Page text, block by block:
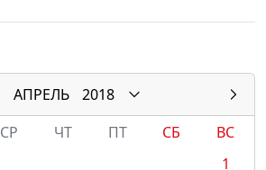
АПРЕЛЬ
2018
СР ЧТ ПТ СБ
ВС
1